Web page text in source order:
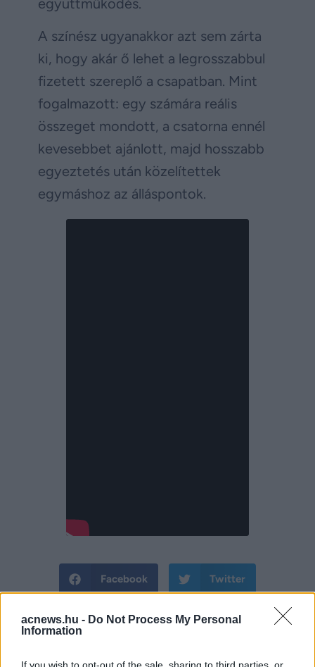
acnews.hu - Do Not Process My Personal
Information
If you wish to opt-out of the sale, sharing to third parties, or
A színész ugyanakkor azt sem zárta
ki, hogy akár ő lehet a legrosszabbul
fizetett szereplő a csapatban. Mint
fogalmazott: egy számára reális
összeget mondott, a csatorna ennél
kevesebbet ajánlott, majd hosszabb
egyeztetés után közelítettek
egymáshoz az álláspontok.
Facebook Twitter
Reddit Telegram